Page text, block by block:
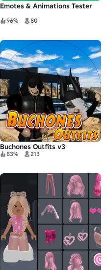
Emotes & Animations Tester
96% 80
Buchones Outfits v3
83% 213